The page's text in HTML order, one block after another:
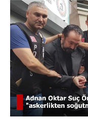
Sesi
Aç
Yüklendi:
43.45%